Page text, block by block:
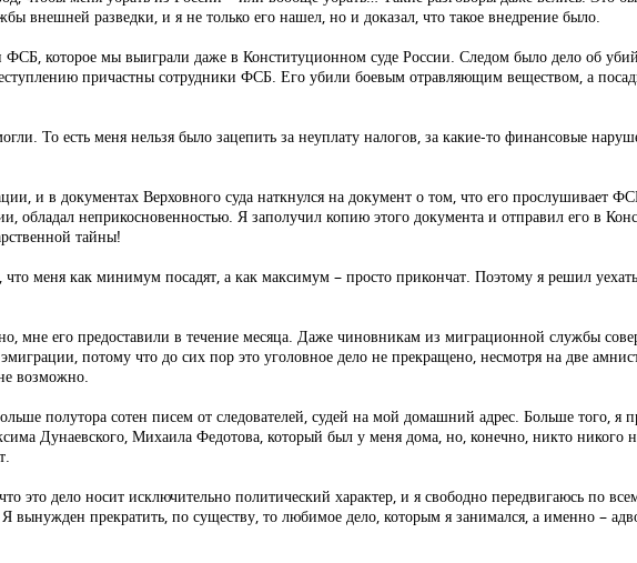
внешней разведки, и я не только его нашел, но и доказал, что такое внедрение было.
которое мы выиграли даже в Конституционном суде России. Следом было дело об
причастны сотрудники ФСБ. Его убили боевым отравляющим веществом, а
То есть меня нельзя было зацепить за неуплату налогов, за какие-то финансовые
и в документах Верховного суда наткнулся на документ о том, что его прослушивает
обладал неприкосновенностью. Я заполучил копию этого документа и отправил его в
тайны!
меня как минимум посадят, а как максимум – просто прикончат. Поэтому я решил
мне его предоставили в течение месяца. Даже чиновникам из миграционной службы
потому что до сих пор это уголовное дело не прекращено, несмотря на две
возможно.
полутора сотен писем от следователей, судей на мой домашний адрес. Больше того, я
Дунаевского, Михаила Федотова, который был у меня дома, но, конечно, никто никого
это дело носит исключительно политический характер, и я свободно передвигаюсь по
вынужден прекратить, по существу, то любимое дело, которым я занимался, а именно –